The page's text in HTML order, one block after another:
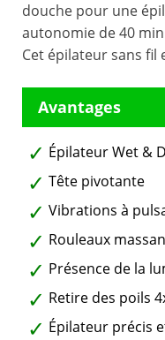
douche pour une
autonomie de 40
Cet épilateur sans
Épilateur Wet &
Tête pivotante
Vibrations à
Rouleaux
Présence de la
Retire des poils
Épilateur précis